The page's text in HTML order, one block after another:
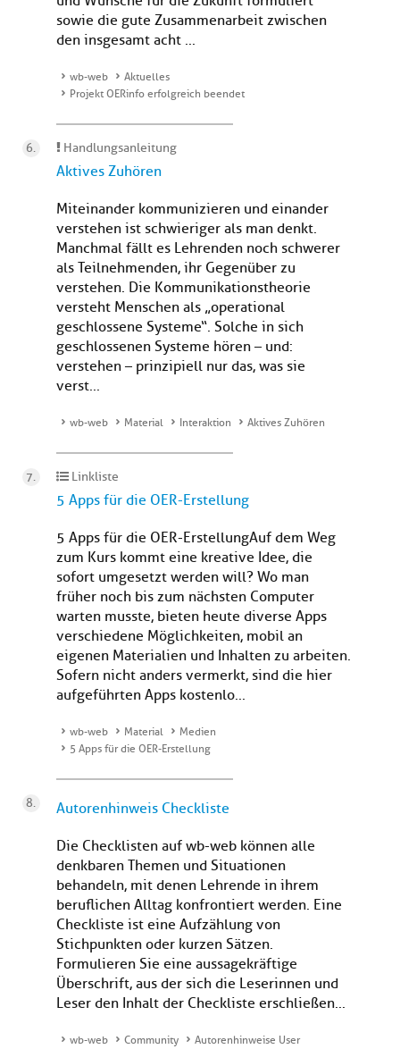
sowie die gute Zusammenarbeit zwischen
den insgesamt acht ...
wb-web
Aktuelles
Projekt OERinfo erfolgreich beendet
Handlungsanleitung
Aktives Zuhören
Miteinander kommunizieren und einander
verstehen ist schwieriger als man denkt.
Manchmal fällt es Lehrenden noch schwerer
als Teilnehmenden, ihr Gegenüber zu
verstehen. Die Kommunikationstheorie
versteht Menschen als „operational
geschlossene Systeme“. Solche in sich
geschlossenen Systeme hören – und:
verstehen – prinzipiell nur das, was sie
verst...
wb-web Material Interaktion Aktives Zuhören
Linkliste
5 Apps für die OER-Erstellung
5 Apps für die OER-ErstellungAuf dem Weg
zum Kurs kommt eine kreative Idee, die
sofort umgesetzt werden will? Wo man
früher noch bis zum nächsten Computer
warten musste, bieten heute diverse Apps
verschiedene Möglichkeiten, mobil an
eigenen Materialien und Inhalten zu arbeiten.
Sofern nicht anders vermerkt, sind die hier
aufgeführten Apps kostenlo...
wb-web Material
Medien
5 Apps für die OER-Erstellung
Autorenhinweis Checkliste
Die Checklisten auf wb-web können alle
denkbaren Themen und Situationen
behandeln, mit denen Lehrende in ihrem
beruflichen Alltag konfrontiert werden. Eine
Checkliste ist eine Aufzählung von
Stichpunkten oder kurzen Sätzen.
Formulieren Sie eine aussagekräftige
Überschrift, aus der sich die Leserinnen und
Leser den Inhalt der Checkliste erschließen...
wb-web Community
Autorenhinweise User